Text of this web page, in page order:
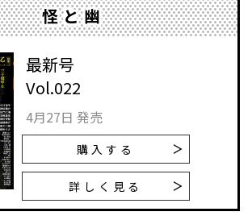
怪と幽
最新号
Vol.022
4月27日 発売
購入する
詳しく見る